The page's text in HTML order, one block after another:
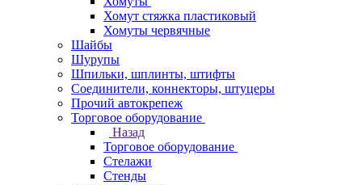
Хомут стяжка пластиковый
Хомуты червячные
Шайбы
Шурупы
Шпильки, шплинты, штифты
Соединители, коннекторы, штуцеры
Прочий автокрепеж
Торговое оборудование
Назад
Торговое оборудование
Стелажи
Стенды